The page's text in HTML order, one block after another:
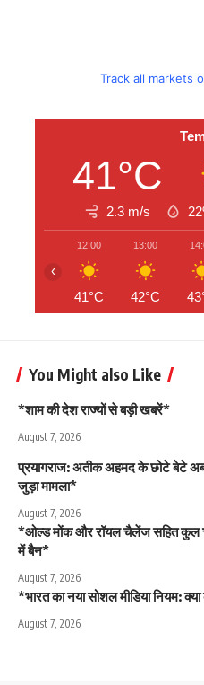
Track all markets
41°C
2.3 m/s
12:00
41°C
13:00
42°C
‹
You Might also Like
*शाम की देश राज्यों से बड़ी खबरें*
August 7, 2026
प्रयागराज: अतीक अहमद के छोटे बेटे
जुड़ा मामला*
August 7, 2026
*ओल्ड मोंक और रॉयल चैलेंज सहित कुल
में बैन*
August 7, 2026
*भारत का नया सोशल मीडिया नियम:
August 7, 2026